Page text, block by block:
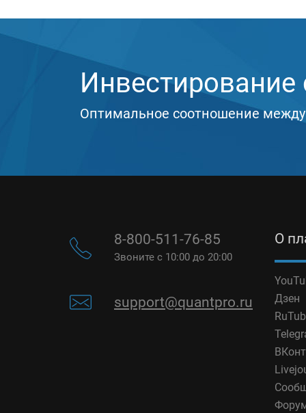
Инвестирование
Оптимальное соотношение
8-800-511-76-85
Звоните с 10:00 до 20:00
support@quantpro.ru
О
Дзен